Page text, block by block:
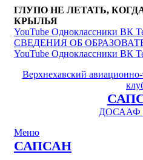
ГЛУПО НЕ ЛЕТАТЬ,
КРЫЛЬЯ
YouTube Одноклассники ВК
СВЕДЕНИЯ ОБ
YouTube Одноклассники ВК
Верхнехавский
ДОСААФ
Меню
САПСАН